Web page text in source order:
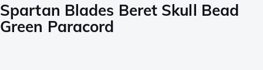
Spartan Blades Beret Skull Bead
Green Paracord